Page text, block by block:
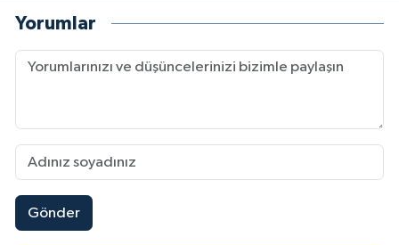
Yorumlar
Gönder